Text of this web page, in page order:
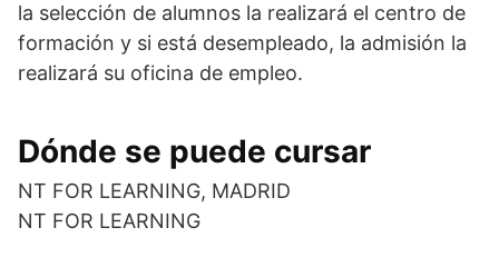
la selección de alumnos la realizará el centro de
formación y si está desempleado, la admisión la
realizará su oficina de empleo.
Dónde se puede cursar
NT FOR LEARNING, MADRID
NT FOR LEARNING